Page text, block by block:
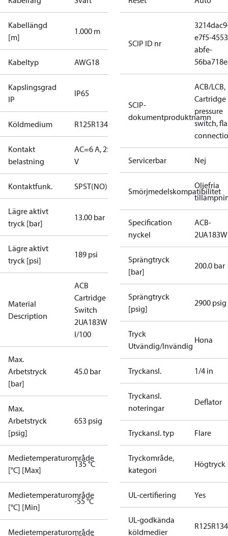
Kabellängd
[m]
1.000 m
Kabeltyp AWG18
Kapslingsgrad
IP
IP65
Köldmedium R125R134a R407C R410A
Kontakt
belastning
AC=6 A, 250
V
Kontaktfunk. SPST(NO)
Lägre aktivt
tryck [bar]
13.00 bar
Lägre aktivt
tryck [psi]
189 psi
Material
Description
ACB
Cartridge
Switch
2UA183W
I/100
Max.
Arbetstryck
[bar]
45.0 bar
Max.
Arbetstryck
[psig]
653 psig
Medietemperaturområde
[°C] [Max]
135 °C
Medietemperaturområde
[°C] [Min]
-55 °C
Medietemperaturområde
SCIP ID nr
e7f5-
abfe-
SCIP-
dokumentproduktnamn
ACB/LCB,
Cartridge
pressure
switch,
Servicerbar Nej
Smörjmedelskompatibilitet
Oljefria
Specification
nyckel
ACB-
2UA183W
Sprängtryck
[bar]
200.0 bar
Sprängtryck
[psig]
2900 psig
Tryck
Utvändig/Invändig
Hona
Tryckansl. 1/4 in
Tryckansl.
noteringar
Deflator
Tryckansl. typ Flare
Tryckområde,
kategori
Högtryck
UL-certifiering Yes
UL-godkända
köldmedier
R125